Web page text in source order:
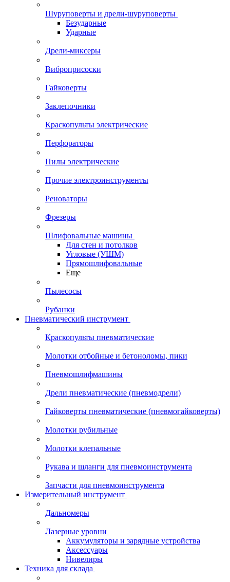
Шуруповерты и дрели-шуруповерты
Безударные
Ударные
Дрели-миксеры
Виброприсоски
Гайковерты
Заклепочники
Краскопульты электрические
Перфораторы
Пилы электрические
Прочие электроинструменты
Реноваторы
Фрезеры
Шлифовальные машины
Для стен и потолков
Угловые (УШМ)
Прямошлифовальные
Еще
Пылесосы
Рубанки
Пневматический инструмент
Краскопульты пневматические
Молотки отбойные и бетоноломы, пики
Пневмошлифмашины
Дрели пневматические (пневмодрели)
Гайковерты пневматические (пневмогайковерты)
Молотки рубильные
Молотки клепальные
Рукава и шланги для пневмоинструмента
Запчасти для пневмоинструмента
Измерительный инструмент
Дальномеры
Лазерные уровни
Аккумуляторы и зарядные устройства
Аксессуары
Нивелиры
Техника для склада